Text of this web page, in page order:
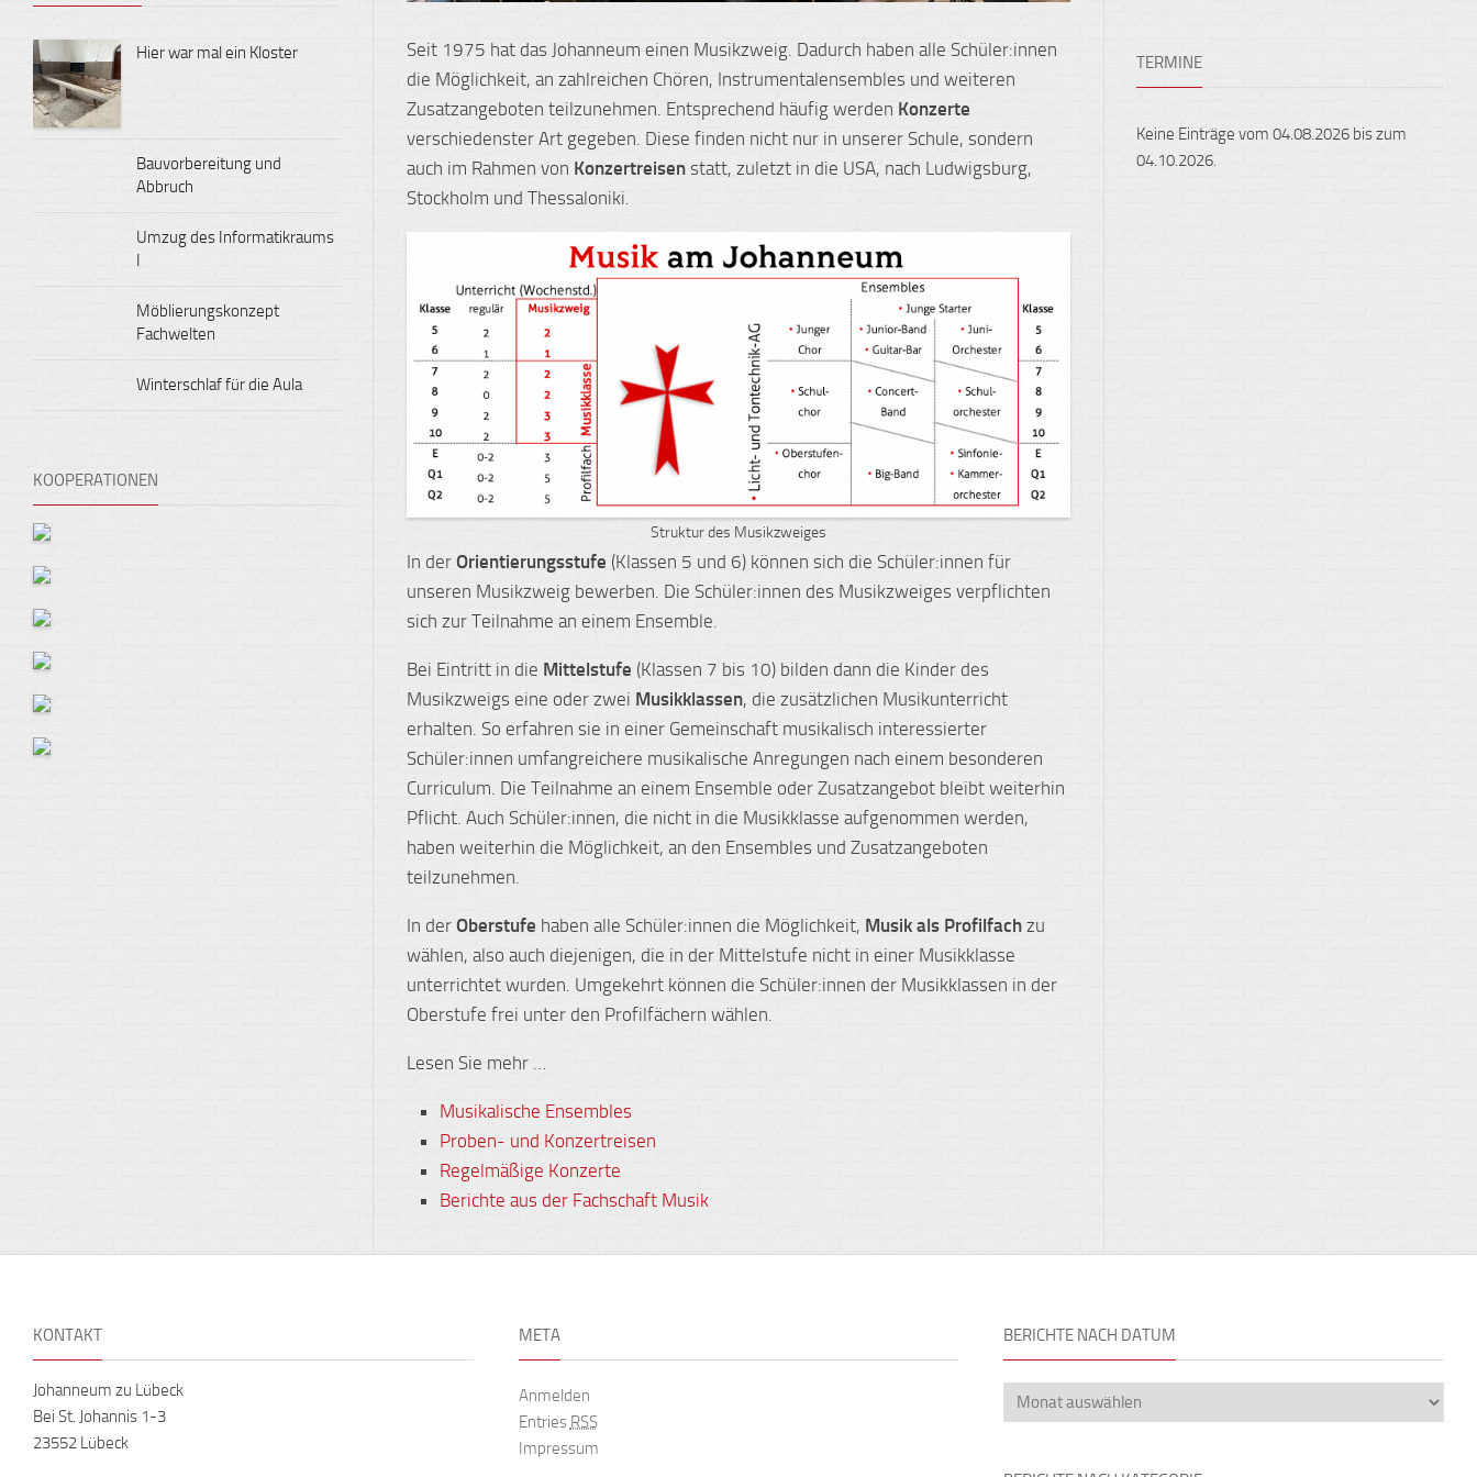
Orientierung
Feste,
Konzerte
Ausstellungen
Seit 1975 hat das Johanneum einen Musikzweig. Dadurch haben alle Schüler:innen
die Möglichkeit, an zahlreichen Chören, Instrumentalensembles und weiteren
Zusatzangeboten teilzunehmen. Entsprechend häufig werden Konzerte
verschiedenster Art gegeben. Diese finden nicht nur in unserer Schule, sondern
auch im Rahmen von Konzertreisen statt, zuletzt in die USA, nach Ludwigsburg,
Stockholm und Thessaloniki.
Struktur des Musikzweiges
In der Orientierungsstufe (Klassen 5 und 6) können sich die Schüler:innen für
unseren Musikzweig bewerben. Die Schüler:innen des Musikzweiges verpflichten
sich zur Teilnahme an einem Ensemble.
Bei Eintritt in die Mittelstufe (Klassen 7 bis 10) bilden dann die Kinder des
Musikzweigs eine oder zwei Musikklassen, die zusätzlichen Musikunterricht
erhalten. So erfahren sie in einer Gemeinschaft musikalisch interessierter
Schüler:innen umfangreichere musikalische Anregungen nach einem besonderen
Curriculum. Die Teilnahme an einem Ensemble oder Zusatzangebot bleibt weiterhin
Pflicht. Auch Schüler:innen, die nicht in die Musikklasse aufgenommen werden,
haben weiterhin die Möglichkeit, an den Ensembles und Zusatzangeboten
teilzunehmen.
In der Oberstufe haben alle Schüler:innen die Möglichkeit, Musik als Profilfach zu
wählen, also auch diejenigen, die in der Mittelstufe nicht in einer Musikklasse
unterrichtet wurden. Umgekehrt können die Schüler:innen der Musikklassen in der
Oberstufe frei unter den Profilfächern wählen.
Lesen Sie mehr …
Musikalische Ensembles
Proben- und Konzertreisen
Regelmäßige Konzerte
Berichte aus der Fachschaft Musik
Hier war mal ein Kloster
Bauvorbereitung und
Abbruch
Umzug des Informatikraums
I
Möblierungskonzept
Fachwelten
Winterschlaf für die Aula
KOOPERATIONEN
TERMINE
Keine Einträge vom 04.08.2026 bis zum
04.10.2026.
KONTAKT
Johanneum zu Lübeck
Bei St. Johannis 1-3
23552 Lübeck
META
Anmelden
Entries RSS
Impressum
BERICHTE NACH DATUM